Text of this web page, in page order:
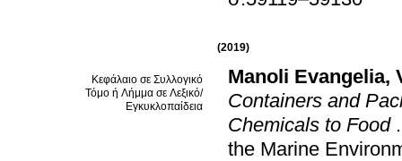
(2019)
Κεφάλαιο σε Συλλογικό
Τόμο ή Λήμμα σε Λεξικό/
Εγκυκλοπαίδεια
Manoli Evangelia,
Containers and
Chemicals to Food
the Marine